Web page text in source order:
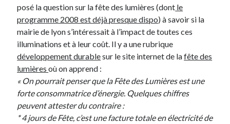
posé la question sur la fête des lumières (dont le
programme 2008 est déjà presque dispo) à savoir si la
mairie de lyon s’intéressait à l’impact de toutes ces
illuminations et à leur coût. Il y a une rubrique
développement durablesur le site internet de lafête des
lumièresoù on apprend :
« On pourrait penser que la Fête des Lumières est une
forte consommatrice d’énergie. Quelques chiffres
peuvent attester du contraire :
* 4 jours de Fête, c’est une facture totale en électricité de